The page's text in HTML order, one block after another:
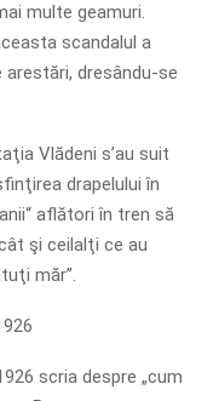
multe geamuri.
scandalul a
dresându-se
Vlădeni s’au suit
drapelului în
aflători în tren să
şi ceilalţi ce au
măr”.
scria despre „cum